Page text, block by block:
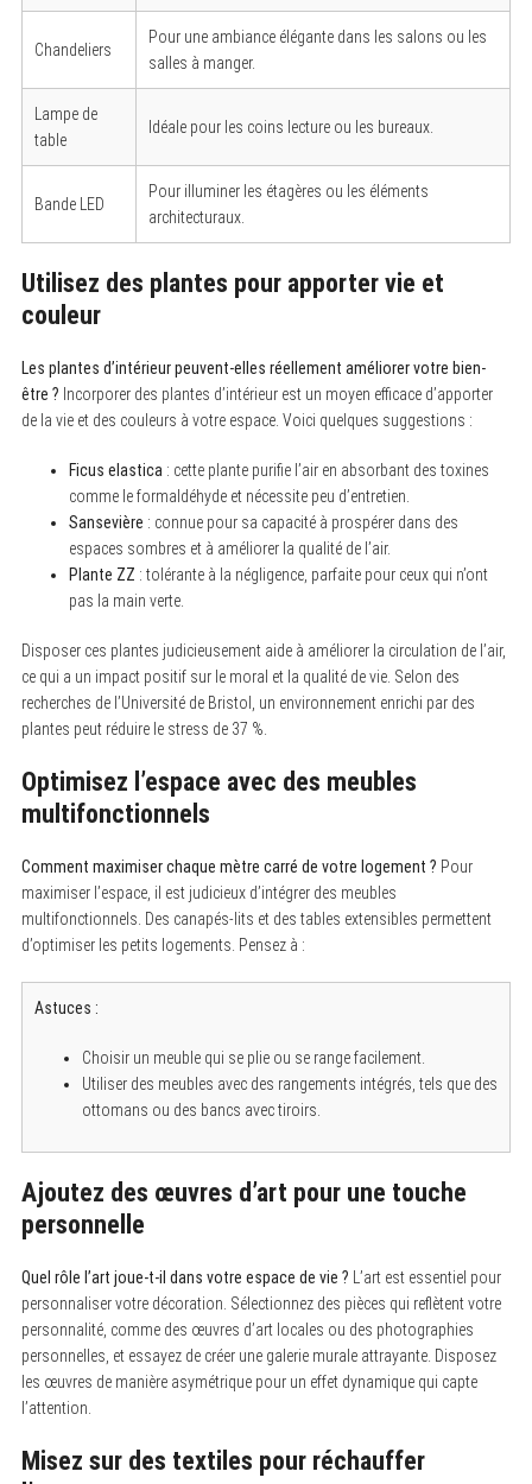
Chandeliers
Pour une ambiance élégante dans les salons ou les
salles à manger.
Lampe de
table
Idéale pour les coins lecture ou les bureaux.
Bande LED
Pour illuminer les étagères ou les éléments
architecturaux.
Utilisez des plantes pour apporter vie et
couleur
Les plantes d’intérieur peuvent-elles réellement améliorer votre bien-
être ? Incorporer des plantes d’intérieur est un moyen efficace d’apporter
de la vie et des couleurs à votre espace. Voici quelques suggestions :
Ficus elastica : cette plante purifie l’air en absorbant des toxines
comme le formaldéhyde et nécessite peu d’entretien.
Sansevière : connue pour sa capacité à prospérer dans des
espaces sombres et à améliorer la qualité de l’air.
Plante ZZ : tolérante à la négligence, parfaite pour ceux qui n’ont
pas la main verte.
Disposer ces plantes judicieusement aide à améliorer la circulation de l’air,
ce qui a un impact positif sur le moral et la qualité de vie. Selon des
recherches de l’Université de Bristol, un environnement enrichi par des
plantes peut réduire le stress de 37 %.
Optimisez l’espace avec des meubles
multifonctionnels
Comment maximiser chaque mètre carré de votre logement ? Pour
maximiser l’espace, il est judicieux d’intégrer des meubles
multifonctionnels. Des canapés-lits et des tables extensibles permettent
d’optimiser les petits logements. Pensez à :
Astuces :
Choisir un meuble qui se plie ou se range facilement.
Utiliser des meubles avec des rangements intégrés, tels que des
ottomans ou des bancs avec tiroirs.
Ajoutez des œuvres d’art pour une touche
personnelle
Quel rôle l’art joue-t-il dans votre espace de vie ? L’art est essentiel pour
personnaliser votre décoration. Sélectionnez des pièces qui reflètent votre
personnalité, comme des œuvres d’art locales ou des photographies
personnelles, et essayez de créer une galerie murale attrayante. Disposez
les œuvres de manière asymétrique pour un effet dynamique qui capte
l’attention.
Misez sur des textiles pour réchauffer
a
c
h
o
r